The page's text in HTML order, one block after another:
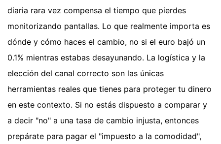
diaria rara vez compensa el tiempo que pierdes
monitorizando pantallas. Lo que realmente importa es
dónde y cómo haces el cambio, no si el euro bajó un
0.1% mientras estabas desayunando. La logística y la
elección del canal correcto son las únicas
herramientas reales que tienes para proteger tu dinero
en este contexto. Si no estás dispuesto a comparar y
a decir "no" a una tasa de cambio injusta, entonces
prepárate para pagar el "impuesto a la comodidad",